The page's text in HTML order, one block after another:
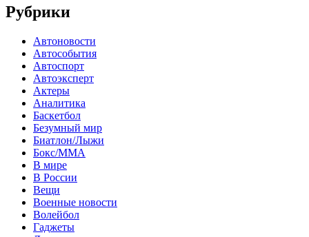
Рубрики
Автоновости
Автособытия
Автоспорт
Автоэксперт
Актеры
Аналитика
Баскетбол
Безумный мир
Биатлон/Лыжи
Бокс/MMA
В мире
В России
Вещи
Военные новости
Волейбол
Гаджеты